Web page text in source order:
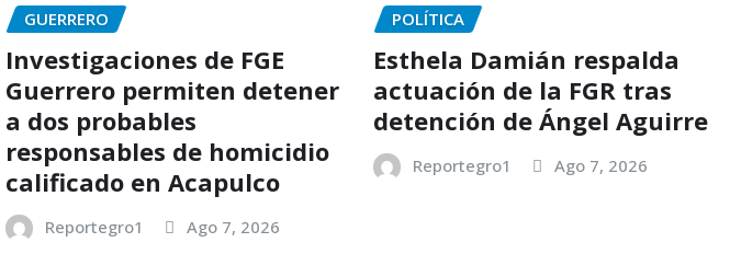
GUERRERO
Investigaciones de FGE
Guerrero permiten detener
a dos probables
responsables de homicidio
calificado en Acapulco
Reportegro1 Ago 7, 2026
POLÍTICA
Esthela Damián respalda
actuación de la FGR tras
detención de Ángel Aguirre
Reportegro1 Ago 7, 2026